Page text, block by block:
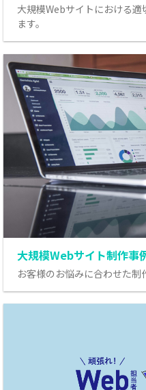
大規模Webサイトにおける適
ます。
大規模Webサイト制作事
お客様のお悩みに合わせた制